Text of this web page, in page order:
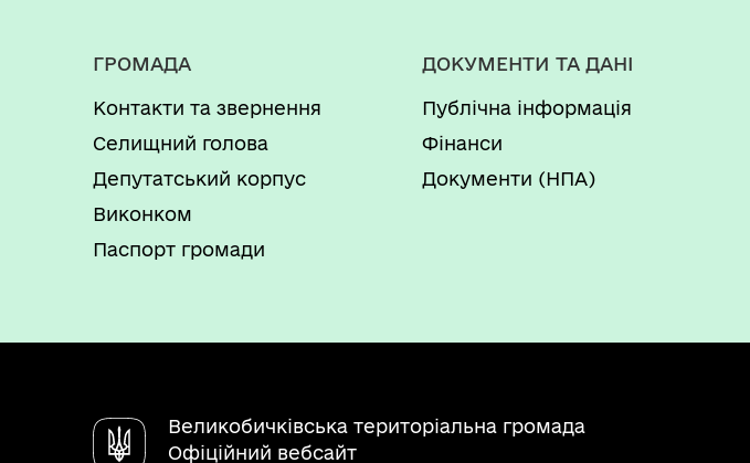
ГРОМАДА
Контакти та звернення
Селищний голова
Депутатський корпус
Виконком
Паспорт громади
ДОКУМЕНТИ ТА ДАНІ
Публічна інформація
Фінанси
Документи (НПА)
Великобичківська територіальна громада
Офіційний вебсайт